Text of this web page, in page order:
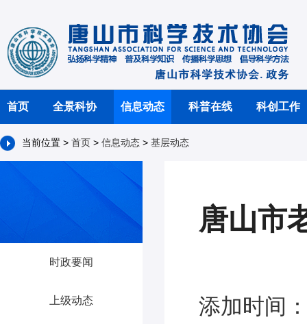
首页 全景科协 信息动态 科普在线 科创工作
当前位置 > 首页 > 信息动态 > 基层动态
时政要闻
上级动态
唐山市
添加时间